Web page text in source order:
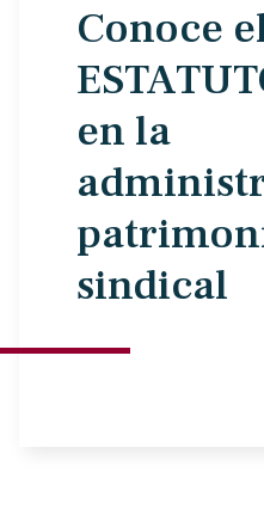
Conoce
en la
sindical